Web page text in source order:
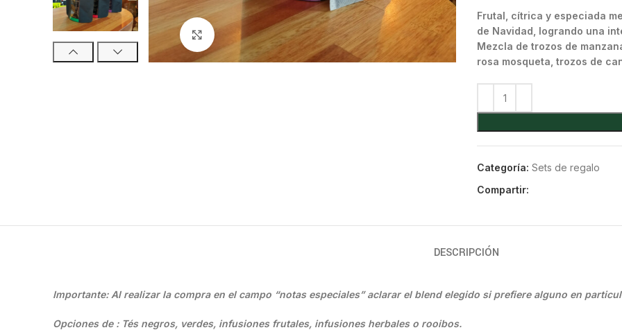
Click para ampliar
Frutal, cítrica y especiada
de Navidad, logrando una
Mezcla de trozos de
rosa mosqueta, trozos de
Categoría: Sets de regalo
Compartir:
DESCRIPCIÓN
Importante: Al realizar la compra en el campo “notas especiales” aclarar el blend elegido si prefiere alguno en
Opciones de : Tés negros, verdes, infusiones frutales, infusiones herbales o rooibos.